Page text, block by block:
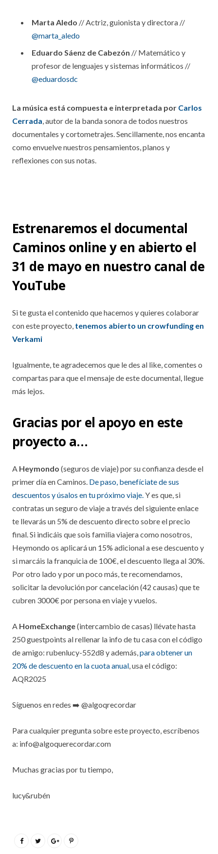
Marta Aledo // Actriz, guionista y directora //
@marta_aledo
Eduardo Sáenz de Cabezón // Matemático y
profesor de lenguajes y sistemas informáticos //
@eduardosdc
La música está compuesta e interpretada por Carlos
Cerrada, autor de la banda sonora de todos nuestros
documentales y cortometrajes. Sencillamente, nos encanta
como envuelve nuestros pensamientos, planos y
reflexiones con sus notas.
Estrenaremos el documental
Caminos online y en abierto el
31 de mayo en nuestro canal de
YouTube
Si te gusta el contenido que hacemos y quieres colaborar
con este proyecto, tenemos abierto un crowfunding en
Verkami
Igualmente, te agradecemos que le des al like, comentes o
compartas para que el mensaje de este documental, llegue
más lejos.
Gracias por el apoyo en este
proyecto a…
A Heymondo (seguros de viaje) por su confianza desde el
primer día en Caminos. De paso, benefíciate de sus
descuentos y úsalos en tu próximo viaje.Y es que, si
contratas un seguro de viaje a través del siguiente enlace
te llevarás un 5% de descuento directo sobre el precio
final. Si indicáis que sois familia viajera como nosotros,
Heymondo os aplicará un 15% adicional a ese descuento y
si marcáis la franquicia de 100€, el descuento llega al 30%.
Por otro lado y por un poco más, te recomendamos,
solicitar la devolución por cancelación (42 causas) que te
cubren 3000€ por persona en viaje y vuelos.
A HomeExchange(intercambio de casas) llévate hasta
250 guestpoints al rellenar la info de tu casa con el código
de amigo: rubenlucy-552d8 y además,para obtener un
20% de descuento en la cuota anual, usa el código:
AQR2025
Síguenos en redes ➡️ @algoqrecordar
Para cualquier pregunta sobre este proyecto, escríbenos
a: info@algoquerecordar.com
Muchas gracias por tu tiempo,
lucy&rubén